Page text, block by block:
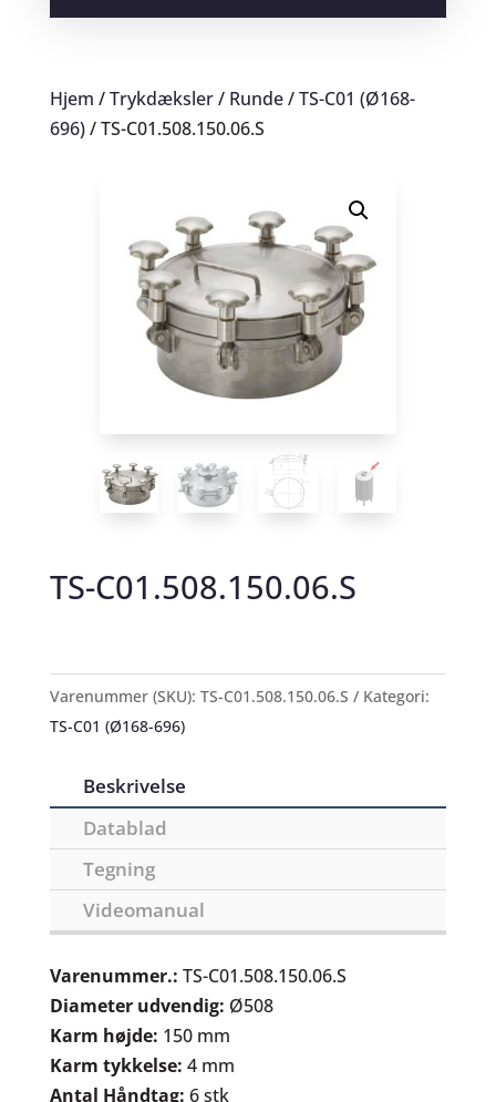
Hjem /Trykdæksler/ Runde/TS-C01 (Ø168-
696)/ TS-C01.508.150.06.S
TS-C01.508.150.06.S
Varenummer (SKU): TS-C01.508.150.06.S
Kategori:
TS-C01 (Ø168-696)
Beskrivelse
Datablad
Tegning
Videomanual
Varenummer.: TS-C01.508.150.06.S
Diameter udvendig: Ø508
Karm højde: 150 mm
Karm tykkelse: 4 mm
Antal Håndtag: 6 stk